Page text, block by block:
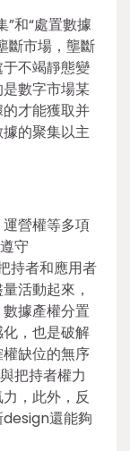
和“處置數據
斷市場，壟斷
不竭靜態變
數字市場某
才能獲取并
的聚集以主
營權等多項
守
持者和應用者
活動起來，
據產權分置
，也是破解
缺位的無序
把持者權力
，此外，反
design還能夠